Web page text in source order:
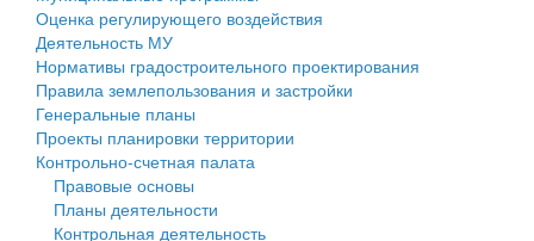
Правила землепользования и застройки
Генеральные планы
Проекты планировки территории
Собрание депутатов
Городское поселение
Оценка регулирующего воздействия
Деятельность МУ
Нормативы градостроительного проектирования
Правила землепользования и застройки
Генеральные планы
Проекты планировки территории
Контрольно-счетная палата
Правовые основы
Планы деятельности
Контрольная деятельность